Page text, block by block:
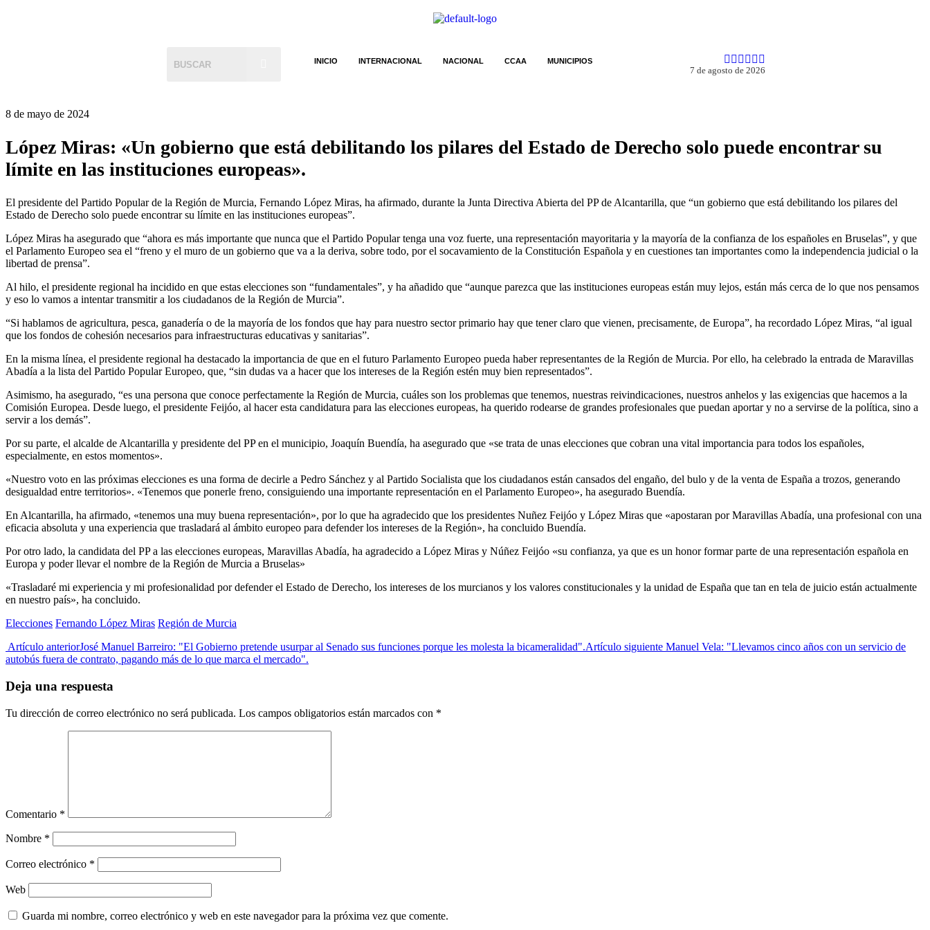
INICIO INTERNACIONAL NACIONAL CCAA MUNICIPIOS
7 de agosto de 2026
8 de mayo de 2024
López Miras: «Un gobierno que está debilitando los pilares del Estado de Derecho solo puede encontrar su
límite en las instituciones europeas».
El presidente del Partido Popular de la Región de Murcia, Fernando López Miras, ha afirmado, durante la Junta Directiva Abierta del PP de Alcantarilla, que “un gobierno que está debilitando los pilares del
Estado de Derecho solo puede encontrar su límite en las instituciones europeas”.
López Miras ha asegurado que “ahora es más importante que nunca que el Partido Popular tenga una voz fuerte, una representación mayoritaria y la mayoría de la confianza de los españoles en Bruselas”, y que
el Parlamento Europeo sea el “freno y el muro de un gobierno que va a la deriva, sobre todo, por el socavamiento de la Constitución Española y en cuestiones tan importantes como la independencia judicial o la
libertad de prensa”.
Al hilo, el presidente regional ha incidido en que estas elecciones son “fundamentales”, y ha añadido que “aunque parezca que las instituciones europeas están muy lejos, están más cerca de lo que nos pensamos
y eso lo vamos a intentar transmitir a los ciudadanos de la Región de Murcia”.
“Si hablamos de agricultura, pesca, ganadería o de la mayoría de los fondos que hay para nuestro sector primario hay que tener claro que vienen, precisamente, de Europa”, ha recordado López Miras, “al igual
que los fondos de cohesión necesarios para infraestructuras educativas y sanitarias”.
En la misma línea, el presidente regional ha destacado la importancia de que en el futuro Parlamento Europeo pueda haber representantes de la Región de Murcia. Por ello, ha celebrado la entrada de Maravillas
Abadía a la lista del Partido Popular Europeo, que, “sin dudas va a hacer que los intereses de la Región estén muy bien representados”.
Asimismo, ha asegurado, “es una persona que conoce perfectamente la Región de Murcia, cuáles son los problemas que tenemos, nuestras reivindicaciones, nuestros anhelos y las exigencias que hacemos a la
Comisión Europea. Desde luego, el presidente Feijóo, al hacer esta candidatura para las elecciones europeas, ha querido rodearse de grandes profesionales que puedan aportar y no a servirse de la política, sino a
servir a los demás”.
Por su parte, el alcalde de Alcantarilla y presidente del PP en el municipio, Joaquín Buendía, ha asegurado que «se trata de unas elecciones que cobran una vital importancia para todos los españoles,
especialmente, en estos momentos».
«Nuestro voto en las próximas elecciones es una forma de decirle a Pedro Sánchez y al Partido Socialista que los ciudadanos están cansados del engaño, del bulo y de la venta de España a trozos, generando
desigualdad entre territorios». «Tenemos que ponerle freno, consiguiendo una importante representación en el Parlamento Europeo», ha asegurado Buendía.
En Alcantarilla, ha afirmado, «tenemos una muy buena representación», por lo que ha agradecido que los presidentes Nuñez Feijóo y López Miras que «apostaran por Maravillas Abadía, una profesional con una
eficacia absoluta y una experiencia que trasladará al ámbito europeo para defender los intereses de la Región», ha concluido Buendía.
Por otro lado, la candidata del PP a las elecciones europeas, Maravillas Abadía, ha agradecido a López Miras y Núñez Feijóo «su confianza, ya que es un honor formar parte de una representación española en
Europa y poder llevar el nombre de la Región de Murcia a Bruselas»
«Trasladaré mi experiencia y mi profesionalidad por defender el Estado de Derecho, los intereses de los murcianos y los valores constitucionales y la unidad de España que tan en tela de juicio están actualmente
en nuestro país», ha concluido.
Elecciones Fernando López Miras Región de Murcia
Artículo anteriorJosé Manuel Barreiro: "El Gobierno pretende usurpar al Senado sus funciones porque les molesta la bicameralidad".Artículo siguiente Manuel Vela: "Llevamos cinco años con un servicio de
autobús fuera de contrato, pagando más de lo que marca el mercado".
Deja una respuesta
Tu dirección de correo electrónico no será publicada. Los campos obligatorios están marcados con *
Comentario *
Nombre *
Correo electrónico *
Web
Guarda mi nombre, correo electrónico y web en este navegador para la próxima vez que comente.